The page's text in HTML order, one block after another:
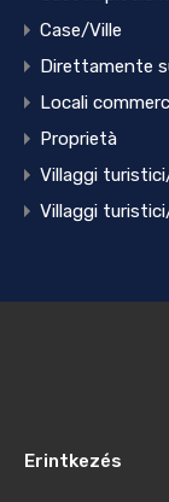
Case/Ville
Direttamente
Locali
Proprietà
Villaggi
Villaggi
Erintkezés